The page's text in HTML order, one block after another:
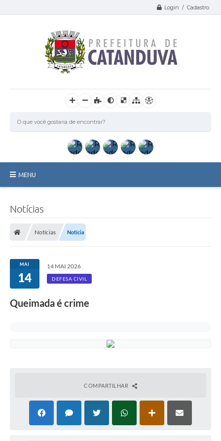
Login / Cadastro
MENU
Licitações / PCA
Transparência
Notícias
Notícias Notícia
MAI
14
14 MAI 2026
DEFESA CIVIL
Queimada é crime
COMPARTILHAR